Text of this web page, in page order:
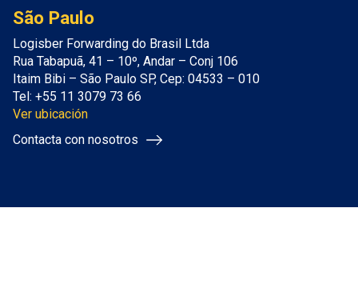
São Paulo​
Logisber Forwarding do Brasil Ltda
Rua Tabapuã, 41 – 10º, Andar – Conj 106
Itaim Bibi – São Paulo SP, Cep: 04533 – 010
Tel: +55 11 3079 73 66
Ver ubicación
Contacta con nosotros